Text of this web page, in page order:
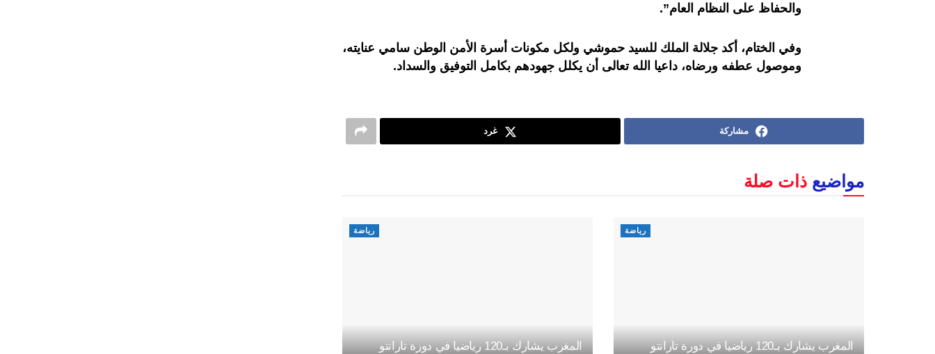
والحفاظ على النظام العام”.
وفي الختام، أكد جلالة الملك للسيد حموشي ولكل مكونات أسرة الأمن الوطن سامي عنايته،
وموصول عطفه ورضاه، داعيا الله تعالى أن يكلل جهودهم بكامل التوفيق والسداد.
مشاركة غرد
مواضيع ذات صلة
رياضة
المغرب يشارك بـ120 رياضيا في دورة تارانتو
رياضة
المغرب يشارك بـ120 رياضيا في دورة تارانتو